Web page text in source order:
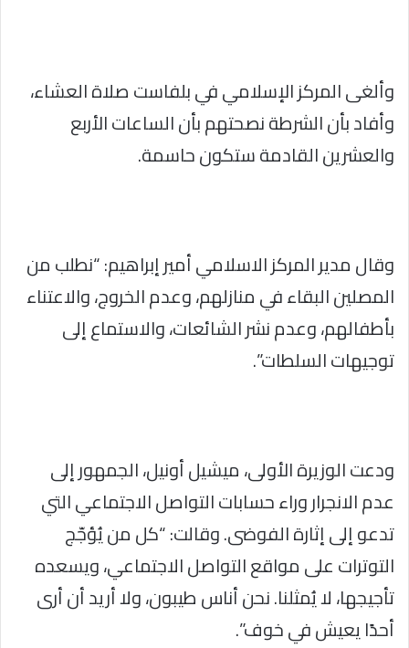
وألغى المركز الإسلامي في بلفاست صلاة العشاء،
وأفاد بأن الشرطة نصحتهم بأن الساعات الأربع
والعشرين القادمة ستكون حاسمة.
وقال مدير المركز الاسلامي أمير إبراهيم: “نطلب من
المصلين البقاء في منازلهم، وعدم الخروج، والاعتناء
بأطفالهم، وعدم نشر الشائعات، والاستماع إلى
توجيهات السلطات”.
ودعت الوزيرة الأولى، ميشيل أونيل، الجمهور إلى
عدم الانجرار وراء حسابات التواصل الاجتماعي التي
تدعو إلى إثارة الفوضى. وقالت: “كل من يُؤجّج
التوترات على مواقع التواصل الاجتماعي، ويسعده
تأجيجها، لا يُمثلنا. نحن أناس طيبون، ولا أريد أن أرى
أحدًا يعيش في خوف”.